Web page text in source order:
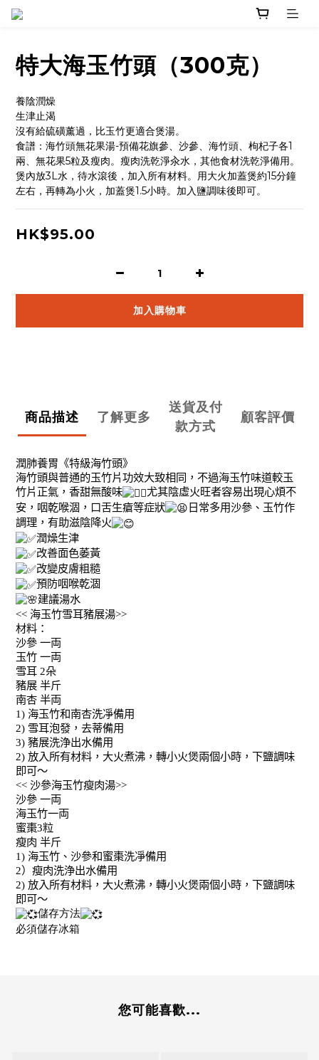
特大海玉竹頭（300克）
養陰潤燥
生津止渴
沒有給硫磺薰過，比玉竹更適合煲湯。
食譜：海竹頭無花果湯-預備花旗參、沙參、海竹頭、枸杞子各1
兩、無花果5粒及瘦肉。瘦肉洗乾淨汆水，其他食材洗乾淨備用。
煲內放3L水，待水滾後，加入所有材料。用大火加蓋煲約15分鐘
左右，再轉為小火，加蓋煲1.5小時。加入鹽調味後即可。
HK$95.00
加入購物車
商品描述 了解更多
送貨及付
款方式
顧客評價
潤肺養胃《特級海竹頭》
海竹頭與普通的玉竹片功效大致相同，不過海玉竹味道較玉
竹片正氣，香甜無酸味
尤其陰虛火旺者容易出現心煩不
安，咽乾喉涸，口舌生瘡等症狀
日常多用沙參、玉竹作
調理，有助滋陰降火
潤燥生津
改善面色萎黃
改變皮膚粗糙
預防咽喉乾涸
建議湯水
<< 海玉竹雪耳豬展湯>>
材料：
沙參 一両
玉竹 一両
雪耳 2朵
豬展 半斤
南杏 半両
1) 海玉竹和南杏洗凈備用
2) 雪耳泡發，去蒂備用
3) 豬展洗浄出水備用
2) 放入所有材料，大火煮沸，轉小火煲兩個小時，下鹽調味
即可～
<< 沙參海玉竹瘦肉湯>>
沙參 一両
海玉竹一両
蜜棗3粒
瘦肉 半斤
1) 海玉竹、沙參和蜜棗洗凈備用
2）瘦肉洗浄出水備用
2) 放入所有材料，大火煮沸，轉小火煲兩個小時，下鹽調味
即可～
儲存方法
必須儲存冰箱
您可能喜歡...